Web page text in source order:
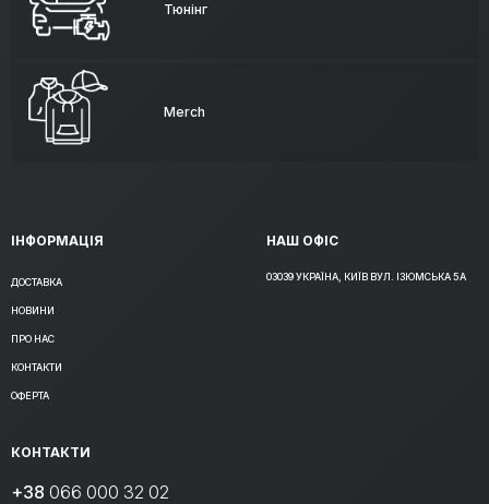
Тюнінг
Merch
ІНФОРМАЦІЯ
ДОСТАВКА
НОВИНИ
ПРО НАС
КОНТАКТИ
ОФЕРТА
НАШ ОФІС
03039 УКРАЇНА, КИЇВ ВУЛ. ІЗЮМСЬКА 5А
КОНТАКТИ
+38 066 000 32 02